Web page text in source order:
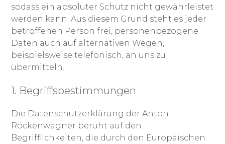
sodass ein absoluter Schutz nicht gewährleistet
werden kann. Aus diesem Grund steht es jeder
betroffenen Person frei, personenbezogene
Daten auch auf alternativen Wegen,
beispielsweise telefonisch, an uns zu
übermitteln.
1. Begriffsbestimmungen
Die Datenschutzerklärung der Anton
Röckenwagner beruht auf den
Begrifflichkeiten, die durch den Europäischen